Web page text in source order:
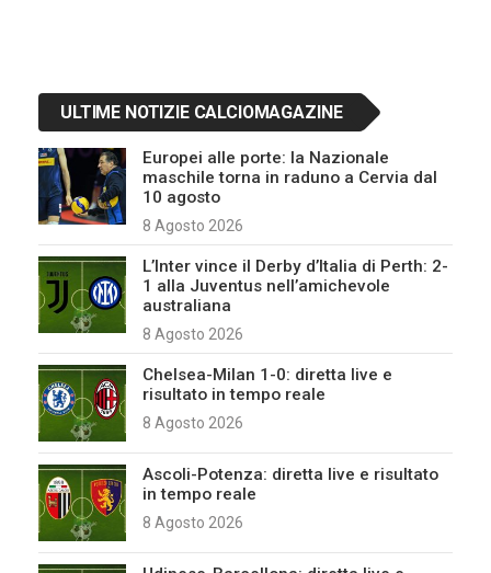
ULTIME NOTIZIE CALCIOMAGAZINE
Europei alle porte: la Nazionale
maschile torna in raduno a Cervia dal
10 agosto
8 Agosto 2026
L’Inter vince il Derby d’Italia di Perth: 2-
1 alla Juventus nell’amichevole
australiana
8 Agosto 2026
Chelsea-Milan 1-0: diretta live e
risultato in tempo reale
8 Agosto 2026
Ascoli-Potenza: diretta live e risultato
in tempo reale
8 Agosto 2026